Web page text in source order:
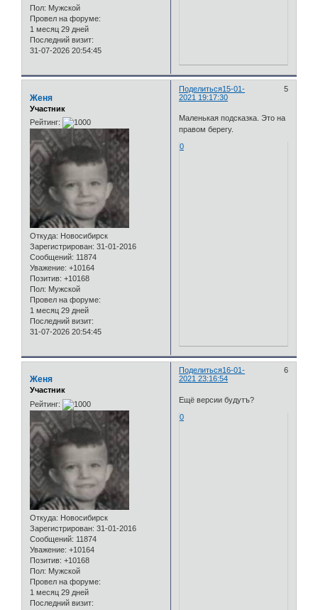
Пол: Мужской
Провел на форуме:
1 месяц 29 дней
Последний визит:
31-07-2026 20:54:45
Поделиться 5
15-01-
2021 19:17:30
Женя
Участник
Рейтинг:
Откуда: Новосибирск
Зарегистрирован: 31-01-2016
Сообщений: 11874
Уважение: +10164
Позитив: +10168
Пол: Мужской
Провел на форуме:
1 месяц 29 дней
Последний визит:
31-07-2026 20:54:45
Маленькая подсказка. Это на
правом берегу.
0
Поделиться 6
16-01-
2021 23:16:54
Женя
Участник
Рейтинг:
Откуда: Новосибирск
Зарегистрирован: 31-01-2016
Сообщений: 11874
Уважение: +10164
Позитив: +10168
Пол: Мужской
Провел на форуме:
1 месяц 29 дней
Последний визит:
Ещё версии будутъ?
0